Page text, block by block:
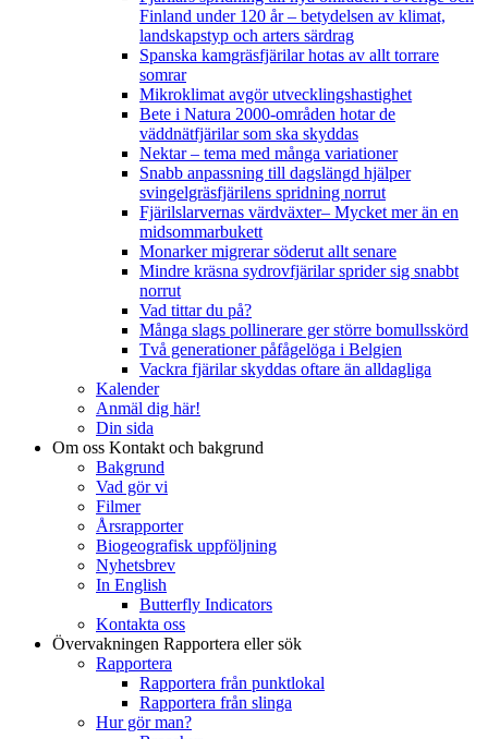
Finland under 120 år– betydelsen av klimat,
landskapstyp och arters särdrag
Spanska kamgräsfjärilar hotas av allt torrare
somrar
Mikroklimat avgör utvecklingshastighet
Bete i Natura 2000-områden hotar de
väddnätfjärilar som ska skyddas
Nektar – tema med många variationer
Snabb anpassning till dagslängd hjälper
svingelgräsfjärilens spridning norrut
Fjärilslarvernas värdväxter– Mycket mer än en
midsommarbukett
Monarker migrerar söderut allt senare
Mindre kräsna sydrovfjärilar sprider sig snabbt
norrut
Vad tittar du på?
Många slags pollinerare ger större bomullsskörd
Två generationer påfågelöga i Belgien
Vackra fjärilar skyddas oftare än alldagliga
Kalender
Anmäl dig här!
Din sida
Om oss Kontakt och bakgrund
Bakgrund
Vad gör vi
Filmer
Årsrapporter
Biogeografisk uppföljning
Nyhetsbrev
In English
Butterfly Indicators
Kontakta oss
Övervakningen Rapportera eller sök
Rapportera
Rapportera från punktlokal
Rapportera från slinga
Hur gör man?